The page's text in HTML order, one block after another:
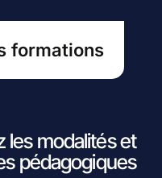
formations
les modalités et
pédagogiques